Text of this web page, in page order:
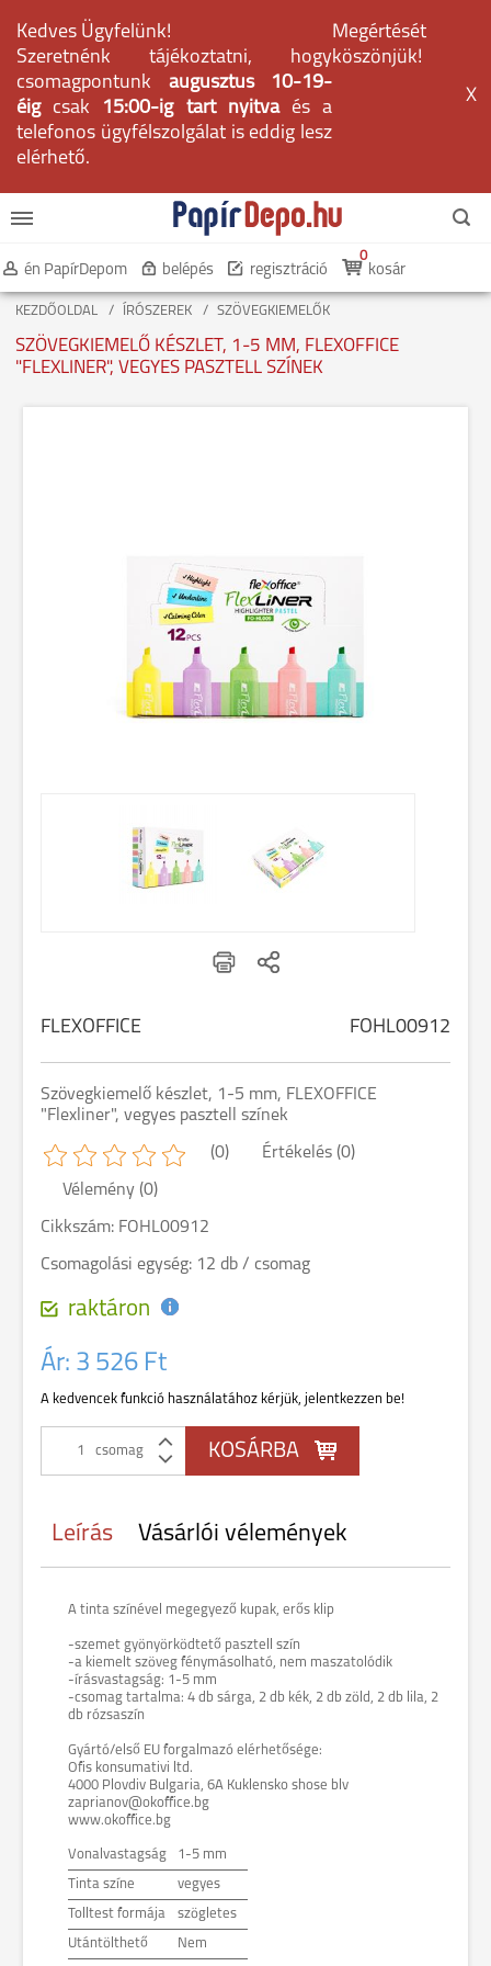
Kedves Ügyfelünk!
Szeretnénk tájékoztatni, hogy
csomagpontunk augusztus 10-19-
éig csak 15:00-ig tart nyitvaés a
telefonos ügyfélszolgálat is eddig lesz
elérhető.
Megértését
köszönjük!
X
én PapírDepom belépés regisztráció kosár
0
KEZDŐOLDAL ÍRÓSZEREK SZÖVEGKIEMELŐK
SZÖVEGKIEMELŐ KÉSZLET, 1-5 MM, FLEXOFFICE
"FLEXLINER", VEGYES PASZTELL SZÍNEK
FLEXOFFICE FOHL00912
Szövegkiemelő készlet, 1-5 mm, FLEXOFFICE
"Flexliner", vegyes pasztell színek
(0) Értékelés (0)
Vélemény (0)
Cikkszám: FOHL00912
Csomagolási egység: 12 db / csomag
raktáron
Ár: 3 526 Ft
A kedvencek funkció használatához kérjük, jelentkezzen be!
csomag
Leírás Vásárlói vélemények
A tinta színével megegyező kupak, erős klip
-szemet gyönyörködtető pasztell szín
-a kiemelt szöveg fénymásolható, nem maszatolódik
-írásvastagság: 1-5 mm
-csomag tartalma: 4 db sárga, 2 db kék, 2 db zöld, 2 db lila, 2
db rózsaszín
Gyártó/első EU forgalmazó elérhetősége:
Ofis konsumativi ltd.
4000 Plovdiv Bulgaria, 6A Kuklensko shose blv
zaprianov@okoffice.bg
www.okoffice.bg
Vonalvastagság 1-5 mm
Tinta színe vegyes
Tolltest formája szögletes
Utántölthető Nem